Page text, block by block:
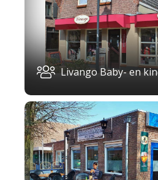
Livango Baby- en